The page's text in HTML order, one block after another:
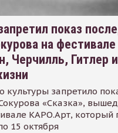
показ
на
Черчилль, Гитлер
культуры запретило
«Сказка»,
КАРО.Арт, который
15 октября